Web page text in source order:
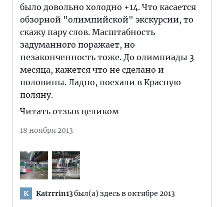
было довольно холодно +14. Что касается
обзорной "олимпийской" экскурсии, то
скажу пару слов. Масштабность
задуманного поражает, но
незаконченность тоже. До олимпиады 3
месяца, кажется что не сделано и
половины. Ладно, поехали в Красную
поляну.
Читать отзыв целиком
18 ноября 2013
K Katrrrin13был(а) здесь в октябре 2013